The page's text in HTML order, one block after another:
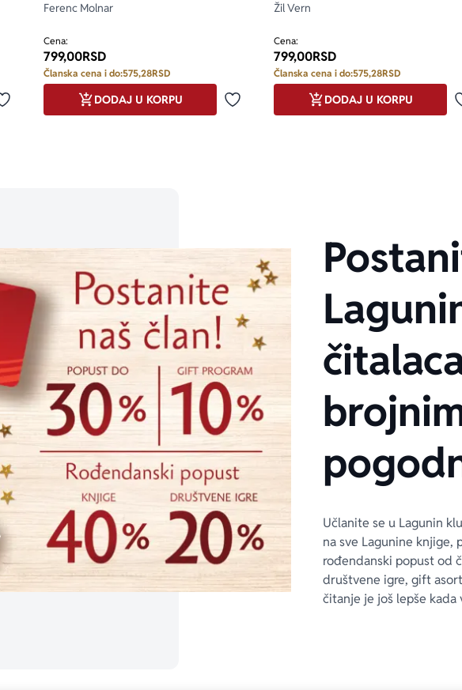
Dodaj u omiljene
Ferenc Molnar
Cena:
799,00RSD
Članska cena i do:575,28RSD
Dodaj u omiljene
DODAJ U KORPU
Žil Vern
Cena:
799,00RSD
Članska cena i do:575,28RSD
DODAJ U KORPU
Učlanite se u Lagunin
na sve Lagunine knjige,
rođendanski popust od
društvene igre, gift
čitanje je još lepše kada